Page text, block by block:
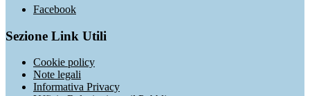
Facebook
Sezione Link Utili
Cookie policy
Note legali
Informativa Privacy